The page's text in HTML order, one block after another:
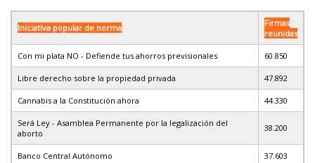
Iniciativa popular de norma
Firmas
reunidas
Con mi plata NO - Defiende tus ahorros previsionales 60.850
Libre derecho sobre la propiedad privada 47.892
Cannabis a la Constitución ahora 44.330
Será Ley - Asamblea Permanente por la legalización del
aborto
38.200
Banco Central Autónomo 37.603